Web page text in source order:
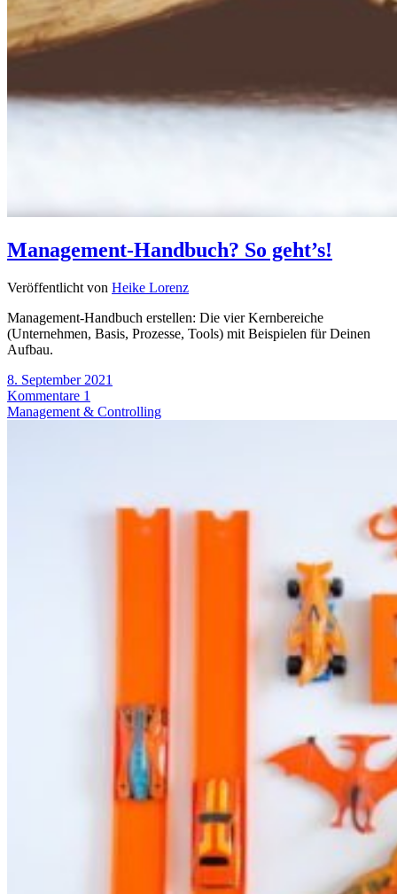
Management-Handbuch? So geht’s!
Veröffentlicht von Heike Lorenz
Management-Handbuch erstellen: Die vier Kernbereiche
(Unternehmen, Basis, Prozesse, Tools) mit Beispielen für Deinen
Aufbau.
8. September 2021
Kommentare 1
Management & Controlling